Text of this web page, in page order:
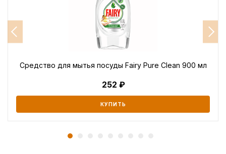
Средство для мытья посуды Fairy Pure Clean 900 мл
252
КУПИТЬ